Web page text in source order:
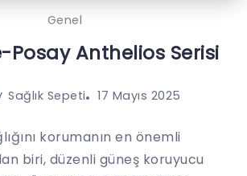
Genel
Posay Anthelios Serisi
Sağlık Sepeti 17 Mayıs 2025
korumanın en önemli
biri, düzenli güneş koruyucu